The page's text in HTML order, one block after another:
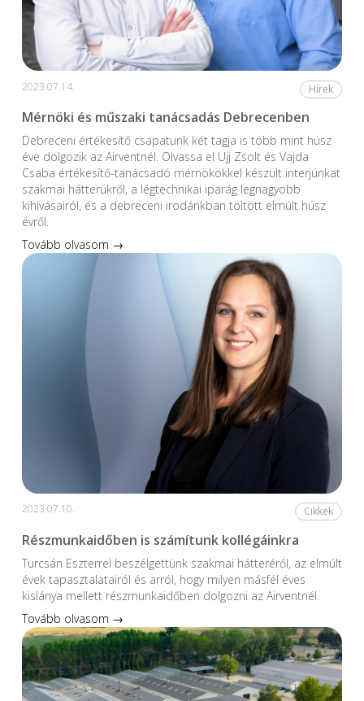
2023.07.14. Hírek
Mérnöki és műszaki tanácsadás Debrecenben
Debreceni értékesítő csapatunk két tagja is több mint húsz
éve dolgozik az Airventnél. Olvassa el Ujj Zsolt és Vajda
Csaba értékesítő-tanácsadó mérnökökkel készült interjúnkat
szakmai hátterükről, a légtechnikai iparág legnagyobb
kihívásairól, és a debreceni irodánkban töltött elmúlt húsz
évről.
Tovább olvasom →
2023.07.10. Cikkek
Részmunkaidőben is számítunk kollégáinkra
Turcsán Eszterrel beszélgettünk szakmai hátteréről, az elmúlt
évek tapasztalatairól és arról, hogy milyen másfél éves
kislánya mellett részmunkaidőben dolgozni az Airventnél.
Tovább olvasom →